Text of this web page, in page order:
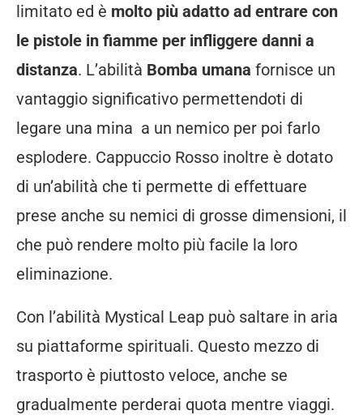
limitato ed è molto più adatto ad entrare con
le pistole in fiamme per infliggere danni a
distanza. L’abilità Bomba umana fornisce un
vantaggio significativo permettendoti di
legare una mina a un nemico per poi farlo
esplodere. Cappuccio Rosso inoltre è dotato
di un’abilità che ti permette di effettuare
prese anche su nemici di grosse dimensioni, il
che può rendere molto più facile la loro
eliminazione.
Con l’abilità Mystical Leap può saltare in aria
su piattaforme spirituali. Questo mezzo di
trasporto è piuttosto veloce, anche se
gradualmente perderai quota mentre viaggi.